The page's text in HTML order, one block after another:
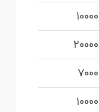
10000
20000
7000
10000